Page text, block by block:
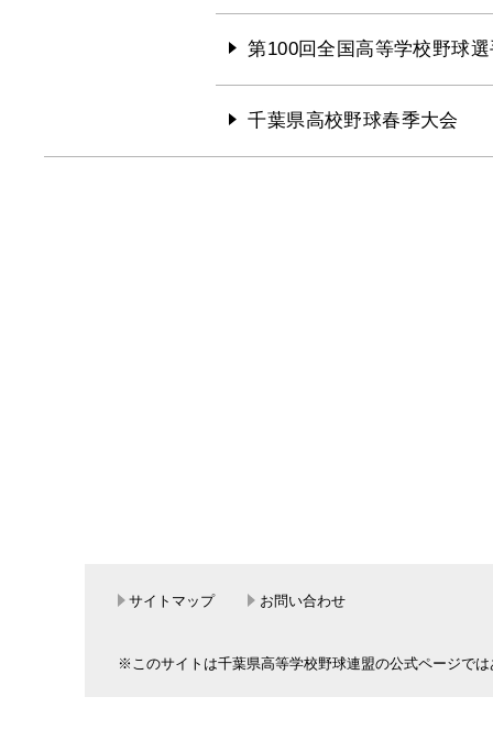
第100回全国高等学校野球
千葉県高校野球春季大会
サイトマップ お問い合わせ
※このサイトは千葉県高等学校野球連盟の公式ページで